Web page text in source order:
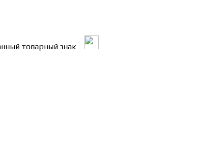
товарный знак